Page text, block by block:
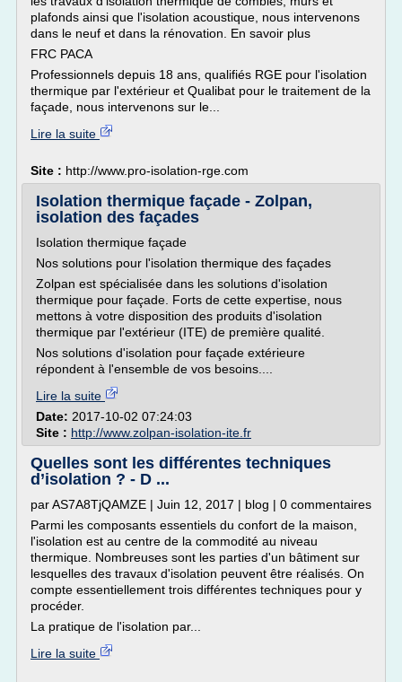
plafonds ainsi que l'isolation acoustique, nous intervenons
dans le neuf et dans la rénovation. En savoir plus
FRC PACA
Professionnels depuis 18 ans, qualifiés RGE pour l'isolation
thermique par l'extérieur et Qualibat pour le traitement de la
façade, nous intervenons sur le...
Lire la suite
Site : http://www.pro-isolation-rge.com
Isolation thermique façade - Zolpan,
isolation des façades
Isolation thermique façade
Nos solutions pour l'isolation thermique des façades
Zolpan est spécialisée dans les solutions d'isolation
thermique pour façade. Forts de cette expertise, nous
mettons à votre disposition des produits d'isolation
thermique par l'extérieur (ITE) de première qualité.
Nos solutions d'isolation pour façade extérieure
répondent à l'ensemble de vos besoins....
Lire la suite
Date: 2017-10-02 07:24:03
Site : http://www.zolpan-isolation-ite.fr
Quelles sont les différentes techniques
d’isolation ? - D ...
par AS7A8TjQAMZE | Juin 12, 2017 | blog | 0 commentaires
Parmi les composants essentiels du confort de la maison,
l'isolation est au centre de la commodité au niveau
thermique. Nombreuses sont les parties d'un bâtiment sur
lesquelles des travaux d'isolation peuvent être réalisés. On
compte essentiellement trois différentes techniques pour y
procéder.
La pratique de l'isolation par...
Lire la suite